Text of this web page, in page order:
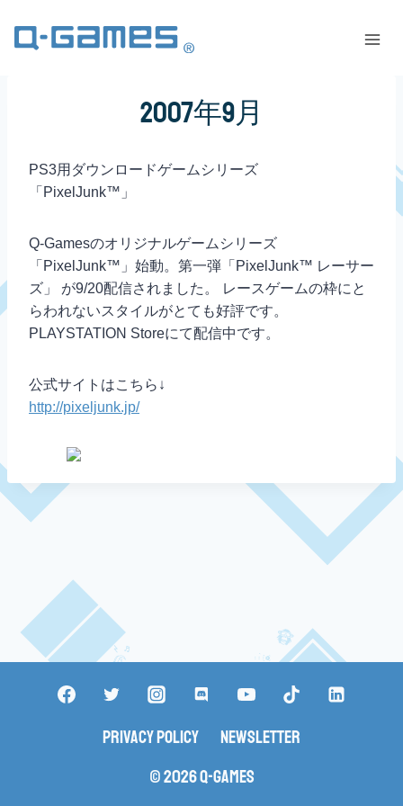
2007年9月
PS3用ダウンロードゲームシリーズ
「PixelJunk™」
Q-Gamesのオリジナルゲームシリーズ
「PixelJunk™」始動。第一弾「PixelJunk™ レーサー
ズ」 が9/20配信されました。 レースゲームの枠にと
らわれないスタイルがとても好評です。
PLAYSTATION Storeにて配信中です。
公式サイトはこちら↓
http://pixeljunk.jp/
Privacy Policy
Newsletter
© 2026 Q-Games